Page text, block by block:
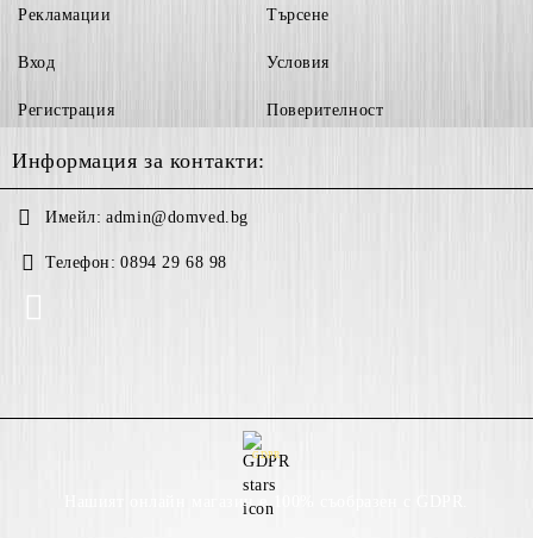
Рекламации
Вход
Регистрация
Търсене
Условия
Поверителност
Информация за контакти:
Имейл: admin@domved.bg
Телефон: 0894 29 68 98
GDPR
Нашият онлайн магазин е 100% съобразен с GDPR.